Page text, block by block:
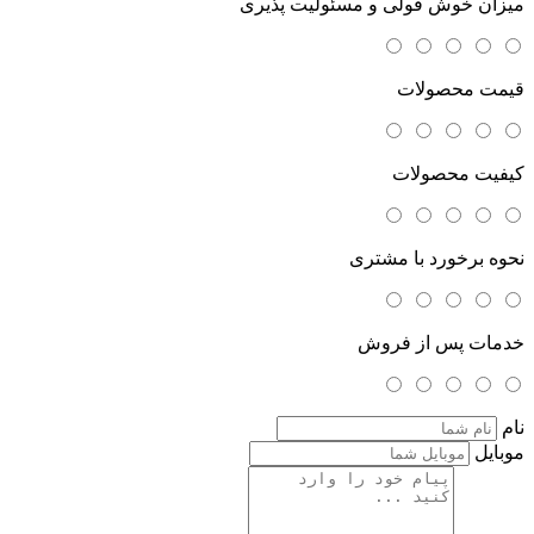
میزان خوش قولی و مسئولیت پذیری
قیمت محصولات
کیفیت محصولات
نحوه برخورد با مشتری
خدمات پس از فروش
نام
موبایل